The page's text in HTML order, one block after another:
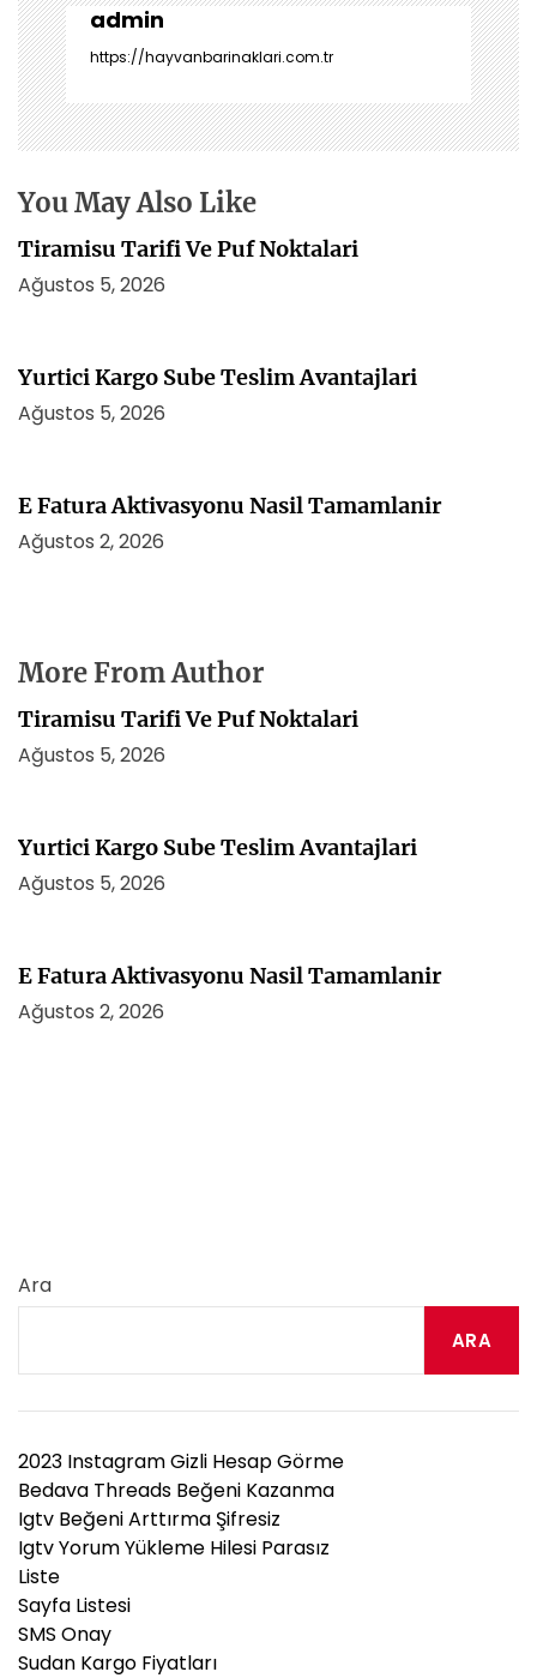
z
i
n
m
e
i
admin
https://hayvanbarinaklari.com.tr
You May Also Like
Tiramisu Tarifi Ve Puf Noktalari
Ağustos 5, 2026
Yurtici Kargo Sube Teslim Avantajlari
Ağustos 5, 2026
E Fatura Aktivasyonu Nasil Tamamlanir
Ağustos 2, 2026
More From Author
Tiramisu Tarifi Ve Puf Noktalari
Ağustos 5, 2026
Yurtici Kargo Sube Teslim Avantajlari
Ağustos 5, 2026
E Fatura Aktivasyonu Nasil Tamamlanir
Ağustos 2, 2026
Ara
ARA
2023 Instagram Gizli Hesap Görme
Bedava Threads Beğeni Kazanma
Igtv Beğeni Arttırma Şifresiz
Igtv Yorum Yükleme Hilesi Parasız
Liste
Sayfa Listesi
SMS Onay
Sudan Kargo Fiyatları